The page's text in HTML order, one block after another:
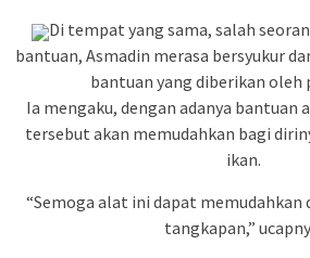
Di tempat yang sama, salah
bantuan, Asmadin merasa bersyukur
bantuan yang diberikan oleh
Ia mengaku, dengan adanya
tersebut akan memudahkan bagi
ikan.
“Semoga alat ini dapat memudahkan
tangkapan,”